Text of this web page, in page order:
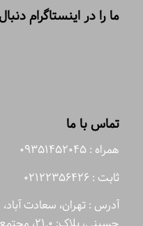
ما را در اینستاگرام
تماس با ما
همراه : 09351452045
ثابت : 02122356426
آدرس : تهران، سعادت آباد،